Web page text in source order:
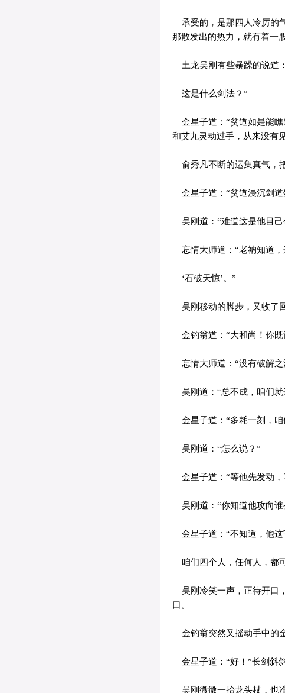
承受的，是那四人冷厉的
那散发出的热力，就有着一
土龙吴刚有些暴躁的说道
这是什么剑法？”
金星子道：“贫道如是能瞧
和艾九灵动过手，从来没有
俞秀凡不断的运集真气，
金星子道：“贫道浸沉剑道
吴刚道：“难道这是他目己
忘情大师道：“老衲知道
‘石破天惊’。”
吴刚移动的脚步，又收了
金钓翁道：“大和尚！你既
忘情大师道：“没有破解之
吴刚道：“总不成，咱们就
金星子道：“多耗一刻，咱
吴刚道：“怎么说？”
金星子道：“等他先发动，
吴刚道：“你知道他攻向谁
金星子道：“不知道，他这
咱们四个人，任何人，都
吴刚冷笑一声，正待开口
口。
金钓翁突然又摇动手中的
金星子道：“好！”长剑斜
吴刚微微一抬龙头杖，也